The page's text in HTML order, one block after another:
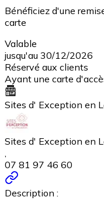
Bénéficiez d'une
carte
Valable
jusqu'au 30/12/2026
Réservé aux clients
Ayant une carte
Sites d' Exception en
Sites d' Exception en
07 81 97 46 60
Description :